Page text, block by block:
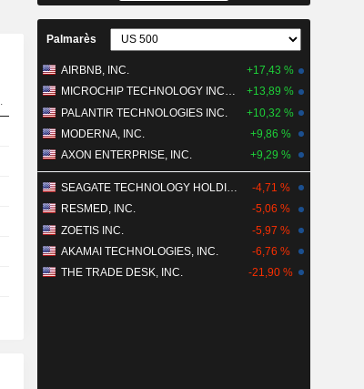
Palmarès
AIRBNB, INC.
+17,43 %
MICROCHIP TECHNOLOGY INCORPORATED
+13,89 %
PALANTIR TECHNOLOGIES INC.
+10,32 %
MODERNA, INC.
+9,86 %
AXON ENTERPRISE, INC.
+9,29 %
SEAGATE TECHNOLOGY HOLDINGS PLC
-4,71 %
RESMED, INC.
-5,06 %
ZOETIS INC.
-5,97 %
AKAMAI TECHNOLOGIES, INC.
-6,76 %
THE TRADE DESK, INC.
-21,90 %